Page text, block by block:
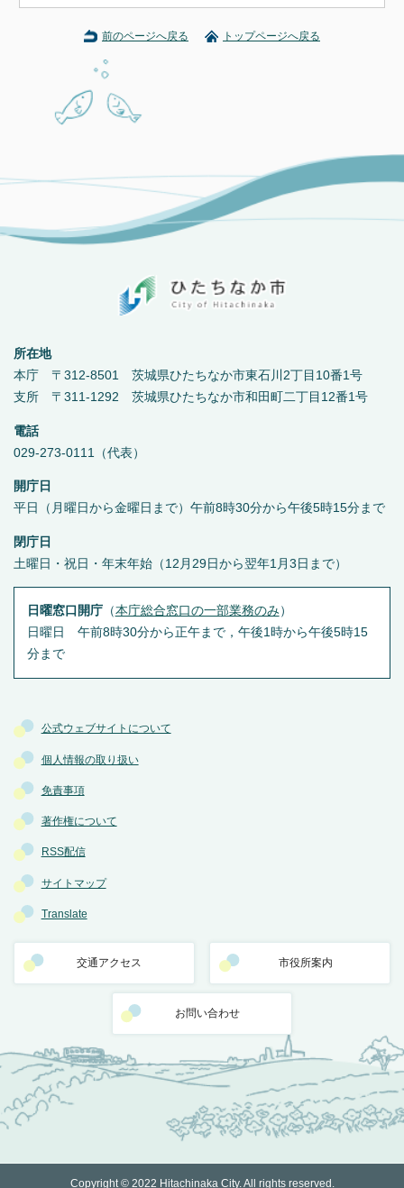
前のページへ戻る トップページへ戻る
公式ウェブサイトについて
個人情報の取り扱い
免責事項
著作権について
RSS配信
サイトマップ
Translate
交通アクセス 市役所案内
お問い合わせ
所在地
本庁 〒312-8501 茨城県ひたちなか市東石川2丁目10番1号
支所 〒311-1292 茨城県ひたちなか市和田町二丁目12番1号
電話
029-273-0111（代表）
開庁日
平日（月曜日から金曜日まで）午前8時30分から午後5時15分まで
閉庁日
土曜日・祝日・年末年始（12月29日から翌年1月3日まで）
日曜窓口開庁（本庁総合窓口の一部業務のみ ）
日曜日 午前8時30分から正午まで，午後1時から午後5時15
分まで
Copyright © 2022 Hitachinaka City. All rights reserved.